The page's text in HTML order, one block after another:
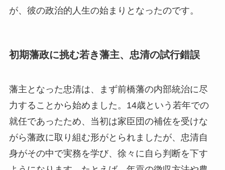
が、彼の政治的人生の始まりとなったのです。
初期藩政に挑む若き藩主、忠清の試行錯誤
藩主となった忠清は、まず前橋藩の内部統治に尽
力することから始めました。14歳という若年での
就任であったため、当初は家臣団の補佐を受けな
がら藩政に取り組む形がとられましたが、忠清自
身がその中で実務を学び、徐々に自ら判断を下す